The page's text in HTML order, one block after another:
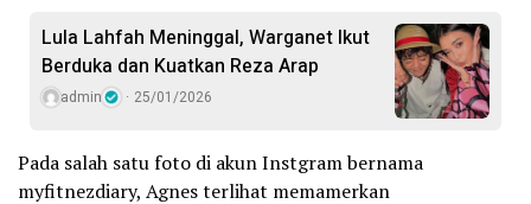
Lula Lahfah Meninggal, Warganet Ikut
Berduka dan Kuatkan Reza Arap
admin 25/01/2026
Pada salah satu foto di akun Instgram bernama
myfitnezdiary, Agnes terlihat memamerkan